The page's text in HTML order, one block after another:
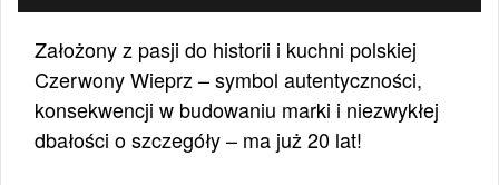
Założony z pasji do historii i kuchni polskiej
Czerwony Wieprz – symbol autentyczności,
konsekwencji w budowaniu marki i niezwykłej
dbałości o szczegóły – ma już 20 lat!